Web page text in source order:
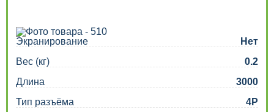
Экранирование
Нет
Вес (кг)
0.2
Длина
3000
Тип разъёма
4P